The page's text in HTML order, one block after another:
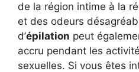
de la région intime à la
et des odeurs
d’épilation peut
accru pendant les
sexuelles. Si vous êtes